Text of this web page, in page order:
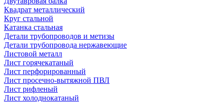
Квадрат металлический
Круг стальной
Катанка стальная
Детали трубопроводов и метизы
Детали трубопровода нержавеющие
Листовой металл
Лист горячекатаный
Лист перфорированный
Лист просечно-вытяжной ПВЛ
Лист рифленый
Лист холоднокатаный